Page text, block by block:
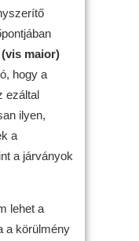
(vis maior)
hogy a
ezáltal
ilyen,
a
a járványok
lehet a
a körülmény